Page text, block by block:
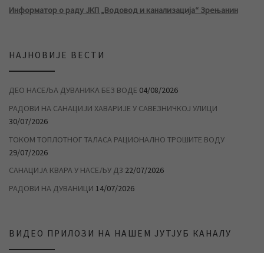
Информатор о раду ЈКП „Водовод и канализација“ Зрењанин
НАЈНОВИЈЕ ВЕСТИ
ДЕО НАСЕЉА ДУВАНИКА БЕЗ ВОДЕ 04/08/2026
РАДОВИ НА САНАЦИЈИ ХАВАРИЈЕ У САВЕЗНИЧКОЈ УЛИЦИ
30/07/2026
ТОКОМ ТОПЛОТНОГ ТАЛАСА РАЦИОНАЛНО ТРОШИТЕ ВОДУ
29/07/2026
САНАЦИЈА КВАРА У НАСЕЉУ Д3 22/07/2026
РАДОВИ НА ДУВАНИЦИ 14/07/2026
ВИДЕО ПРИЛОЗИ НА НАШЕМ ЈУТЈУБ КАНАЛУ